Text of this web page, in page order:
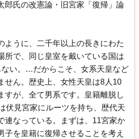
郎氏の改憲論・旧宮家「復帰」論
ように、二千年以上の長きにわた
所で、同じ皇室を戴いている国は
ない。…だからこそ、女系天皇など
せん。歴史上、女性天皇は8人10
すが、全て男系です。皇籍離脱し
伏見宮家にルーツを持ち、歴代天
連なっている。まずは、11宮家か
子を皇籍に復帰させることを考え